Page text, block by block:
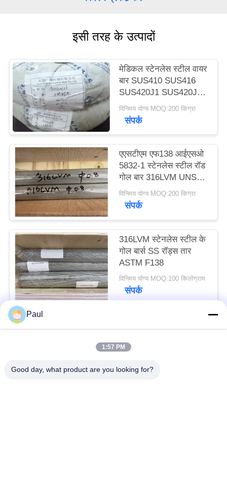
PRIVACY
POLICY
इसी तरह के उत्पादों
मेडिकल स्टेनलेस स्टील वायर
बार SUS410 SUS416
SUS420J1 SUS420J2
SUS440C
विनिमय योग्य MOQ:200 किग्रा
संपर्क
एएसटीएम एफ138 आईएसओ
5832-1 स्टेनलेस स्टील रॉड
गोल बार 316LVM UNS
S31673 EN 1.4441
विनिमय योग्य MOQ:200 किग्रा
संपर्क
316LVM स्टेनलेस स्टील के
गोल बार्स SS रॉड्स तार
ASTM F138
विनिमय योग्य MOQ:100 किलोग्राम
संपर्क
लोकप्रिय श्रेणियां
मार्टेंसिटिक स्टेनलेस स्टील
वर्षा स्टेनलेस स्टील
Paul
1:57 PM
Good day, what product are you looking for?